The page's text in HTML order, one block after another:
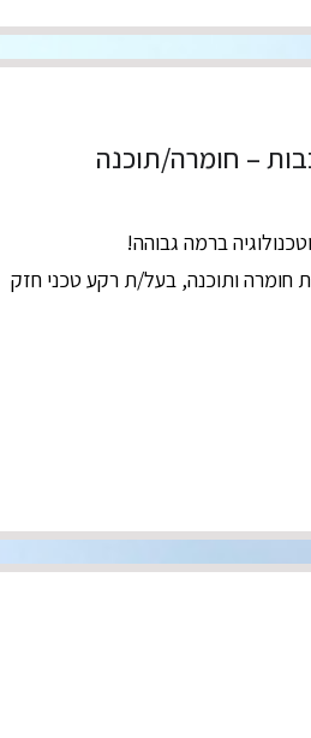
– חומרה/תוכנה
ברמה גבוהה!
חומרה ותוכנה, בעל/ת רקע טכני חזק